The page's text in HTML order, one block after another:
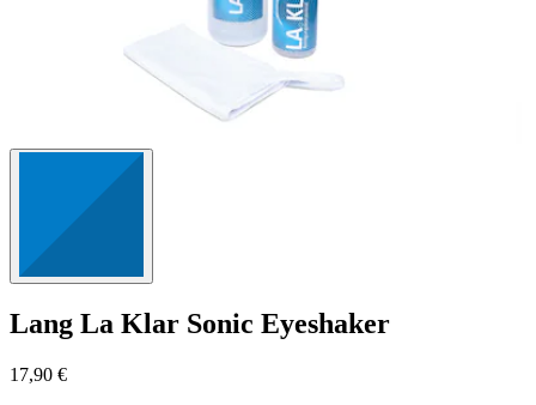
Lang La Klar Sonic Eyeshaker
17,90 €